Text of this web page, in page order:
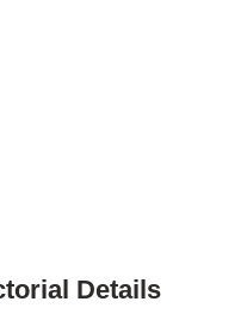
Details